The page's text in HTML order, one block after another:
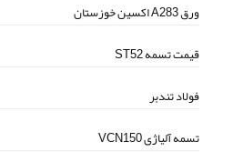
ورق A283 اکسین خوزستان
قیمت تسمه ST52
فولاد تندبر
تسمه آلیاژی VCN150